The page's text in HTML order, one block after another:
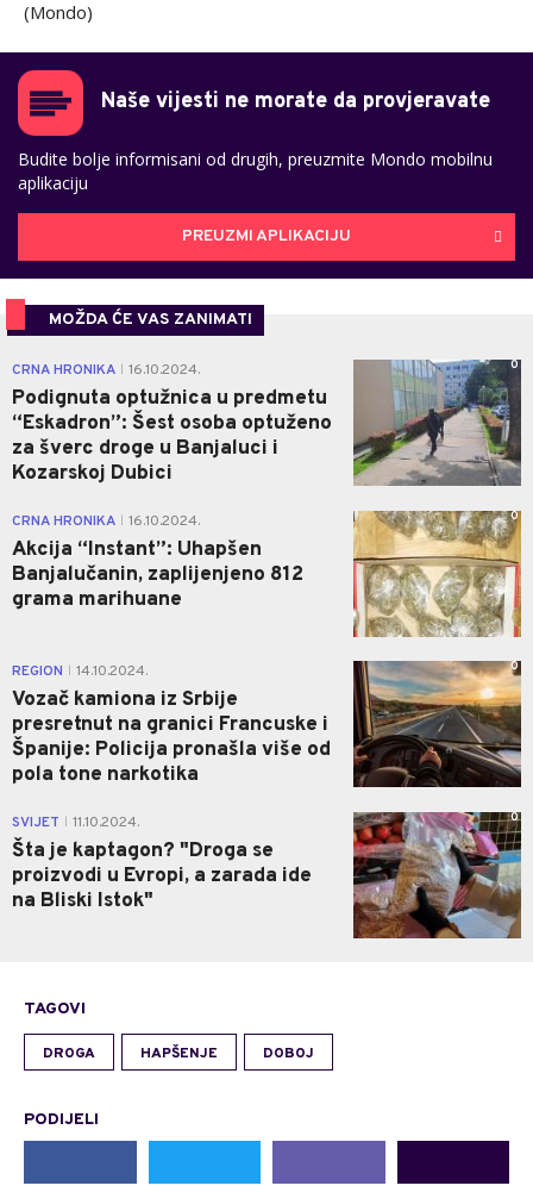
(Mondo)
Naše vijesti ne morate da provjeravate
Budite bolje informisani od drugih, preuzmite Mondo mobilnu
aplikaciju
PREUZMI APLIKACIJU
MOŽDA ĆE VAS ZANIMATI
CRNA HRONIKA 16.10.2024.
Podignuta optužnica u predmetu
“Eskadron”: Šest osoba optuženo
za šverc droge u Banjaluci i
Kozarskoj Dubici
0
CRNA HRONIKA 16.10.2024.
Akcija “Instant”: Uhapšen
Banjalučanin, zaplijenjeno 812
grama marihuane
0
REGION 14.10.2024.
Vozač kamiona iz Srbije
presretnut na granici Francuske i
Španije: Policija pronašla više od
pola tone narkotika
0
SVIJET 11.10.2024.
Šta je kaptagon? "Droga se
proizvodi u Evropi, a zarada ide
na Bliski Istok"
0
TAGOVI
DROGA HAPŠENJE DOBOJ
PODIJELI